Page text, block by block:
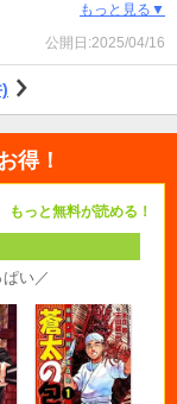
練習する姿に心打たれ
ギャグもノスタルジッ
もっと見る▼
公開日:2025/04/16
得！
もっと無料が読める！
い／